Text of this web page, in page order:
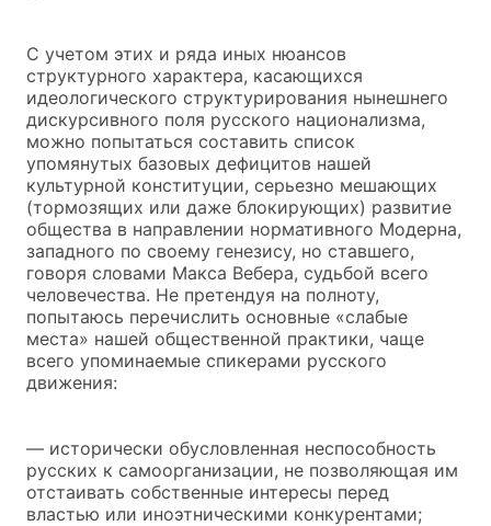
С учетом этих и ряда иных нюансов
структурного характера, касающихся
идеологического структурирования нынешнего
дискурсивного поля русского национализма,
можно попытаться составить список
упомянутых базовых дефицитов нашей
культурной конституции, серьезно мешающих
(тормозящих или даже блокирующих) развитие
общества в направлении нормативного Модерна,
западного по своему генезису, но ставшего,
говоря словами Макса Вебера, судьбой всего
человечества. Не претендуя на полноту,
попытаюсь перечислить основные «слабые
места» нашей общественной практики, чаще
всего упоминаемые спикерами русского
движения:
— исторически обусловленная неспособность
русских к самоорганизации, не позволяющая им
отстаивать собственные интересы перед
властью или иноэтническими конкурентами;